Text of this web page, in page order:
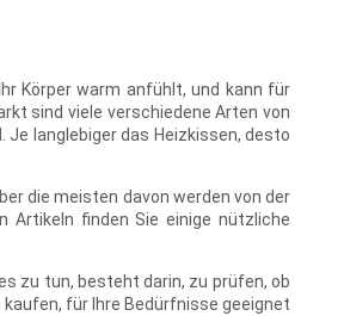
Körper warm anfühlt, und kann für
sind viele verschiedene Arten von
Je langlebiger das Heizkissen, desto
die meisten davon werden von der
Artikeln finden Sie einige nützliche
zu tun, besteht darin, zu prüfen, ob
für Ihre Bedürfnisse geeignet